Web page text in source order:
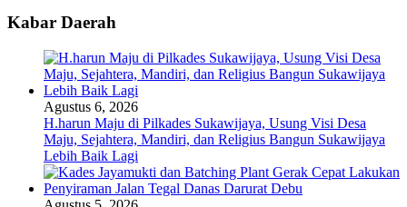
Kabar Daerah
Agustus 6, 2026
H.harun Maju di Pilkades Sukawijaya, Usung Visi Desa
Maju, Sejahtera, Mandiri, dan Religius Bangun Sukawijaya
Lebih Baik Lagi